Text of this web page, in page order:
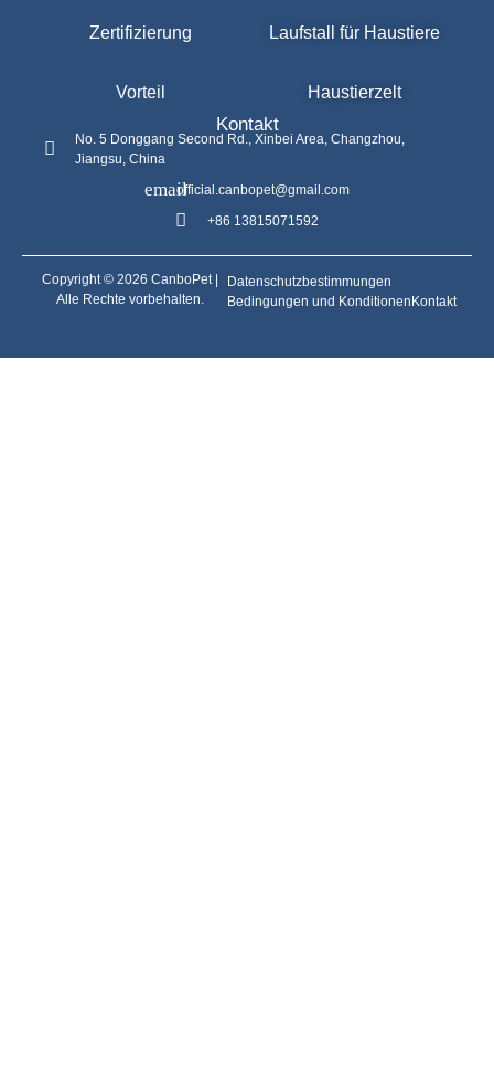
Zertifizierung
Vorteil
Laufstall für Haustiere
Haustierzelt
Kontakt
No. 5 Donggang Second Rd., Xinbei Area, Changzhou,
Jiangsu, China
official.canbopet@gmail.com
+86 13815071592
Copyright © 2026 CanboPet |
Alle Rechte vorbehalten.
Datenschutzbestimmungen
Bedingungen und KonditionenKontakt